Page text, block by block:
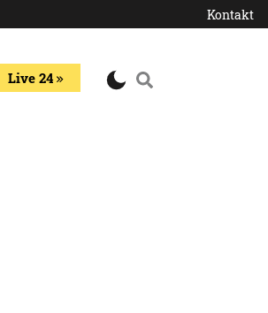
Kontakt
Live 24